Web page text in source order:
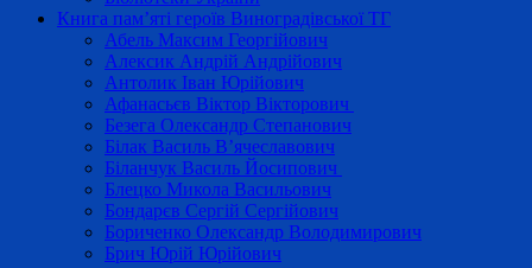
Книга пам’яті героїв Виноградівської ТГ
Абель Максим Георгійович
Алексик Андрій Андрійович
Антолик Іван Юрійович
Афанасьєв Віктор Вікторович
Безега Олександр Степанович
Білак Василь В’ячеславович
Біланчук Василь Йосипович
Блецко Микола Васильович
Бондарєв Сергій Сергійович
Бориченко Олександр Володимирович
Брич Юрій Юрійович